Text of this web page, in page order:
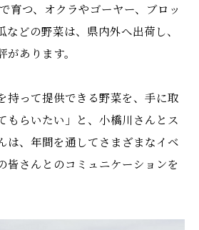
育つ、オクラやゴーヤー、ブロッ
などの野菜は、県内外へ出荷し、
あります。
持って提供できる野菜を、手に取
もらいたい」と、小橋川さんとス
は、年間を通してさまざまなイベ
皆さんとのコミュニケーションを